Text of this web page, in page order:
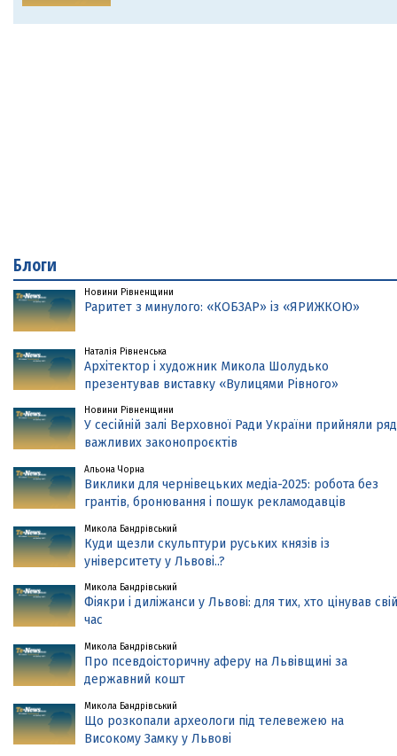
Блоги
Новини Рівненщини
Раритет з минулого: «КОБЗАР» із «ЯРИЖКОЮ»
Наталія Рівненська
Архітектор і художник Микола Шолудько
презентував виставку «Вулицями Рівного»
Новини Рівненщини
У сесійній залі Верховної Ради України прийняли ряд
важливих законопроєктів
Альона Чорна
Виклики для чернівецьких медіа-2025: робота без
грантів, бронювання і пошук рекламодавців
Микола Бандрівський
Куди щезли скульптури руських князів із
університету у Львові..?
Микола Бандрівський
Фіякри і диліжанси у Львові: для тих, хто цінував свій
час
Микола Бандрівський
Про псевдоісторичну аферу на Львівщині за
державний кошт
Микола Бандрівський
Що розкопали археологи під телевежею на
Високому Замку у Львові